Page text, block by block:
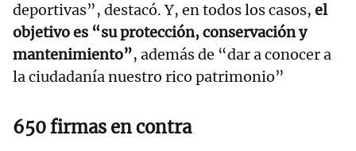
deportivas”, destacó. Y, en todos los casos, el
objetivo es “su protección, conservación y
mantenimiento”, además de “dar a conocer a
la ciudadanía nuestro rico patrimonio”
650 firmas en contra